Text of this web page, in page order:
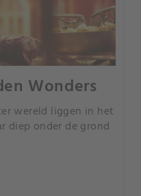
Wonders
wereld liggen in het
diep onder de grond